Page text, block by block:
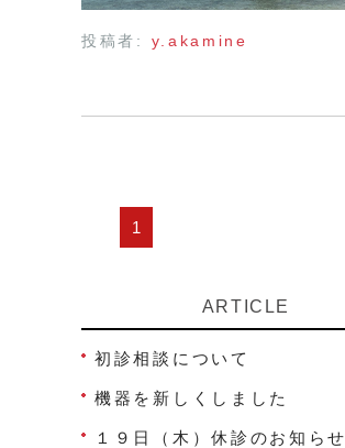
投稿者: y.akamine
1
ARTICLE
初診相談について
機器を新しくしました
１９日（木）休診のお知らせ